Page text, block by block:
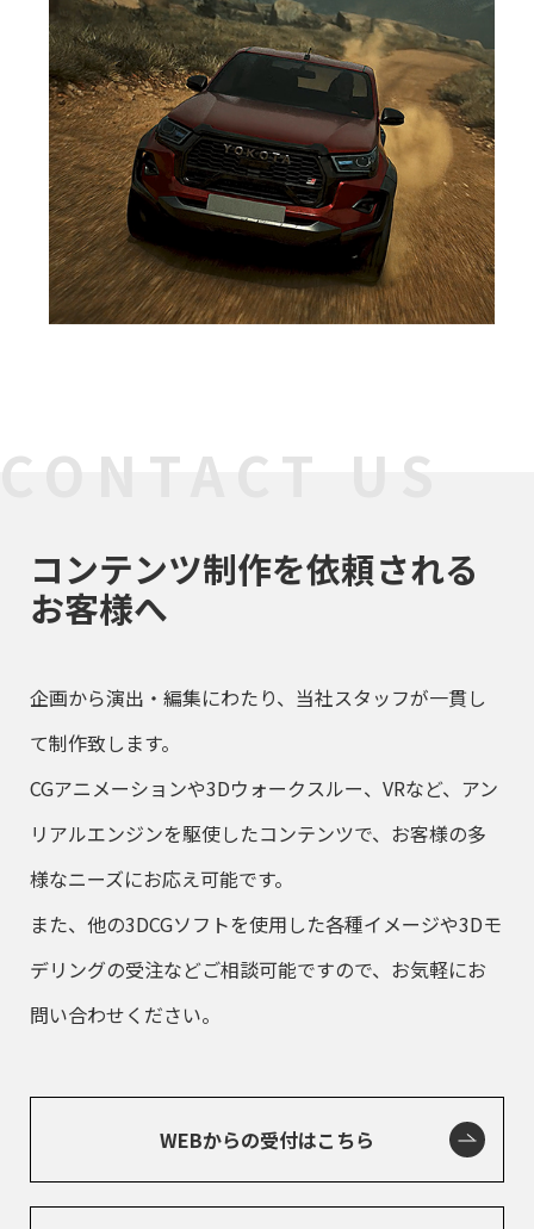
CONTACT US
コンテンツ制作を依頼される
お客様へ
企画から演出・編集にわたり、当社スタッフが一貫し
て制作致します。
CGアニメーションや3Dウォークスルー、VRなど、アン
リアルエンジンを駆使したコンテンツで、お客様の多
様なニーズにお応え可能です。
また、他の3DCGソフトを使用した各種イメージや3Dモ
デリングの受注などご相談可能ですので、お気軽にお
問い合わせください。
WEBからの受付はこちら